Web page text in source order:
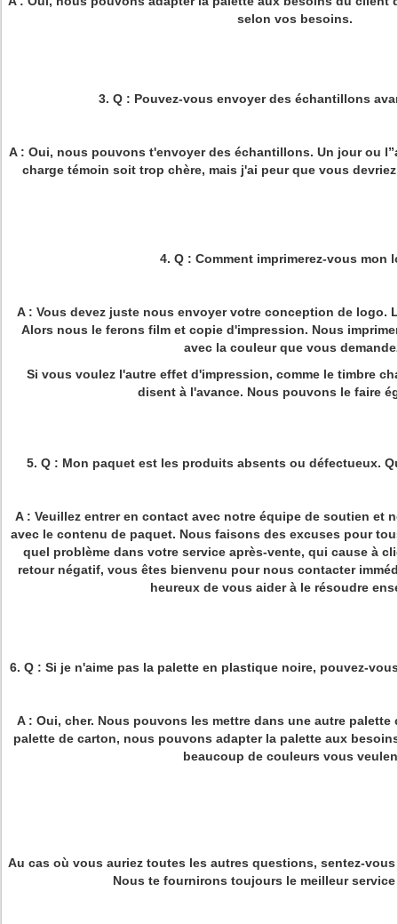
selon vos besoins.
3. Q : Pouvez-vous envoyer des échantillons
A : Oui, nous pouvons t'envoyer des échantillons. Un jour ou
charge témoin soit trop chère, mais j'ai peur que vous
4. Q : Comment imprimerez-vous mon
A : Vous devez juste nous envoyer votre conception de logo.
Alors nous le ferons film et copie d'impression. Nous
avec la couleur que vous
Si vous voulez l'autre effet d'impression, comme le timbre
disent à l'avance. Nous pouvons le faire
5. Q : Mon paquet est les produits absents ou défectueux.
A : Veuillez entrer en contact avec notre équipe de soutien et
avec le contenu de paquet. Nous faisons des excuses pour
quel problème dans votre service après-vente, qui cause à
retour négatif, vous êtes bienvenu pour nous contacter
heureux de vous aider à le résoudre
6. Q : Si je n'aime pas la palette en plastique noire, pouvez-
A : Oui, cher. Nous pouvons les mettre dans une autre palette
palette de carton, nous pouvons adapter la palette aux
beaucoup de couleurs vous
Au cas où vous auriez toutes les autres questions, sentez-
Nous te fournirons toujours le meilleur